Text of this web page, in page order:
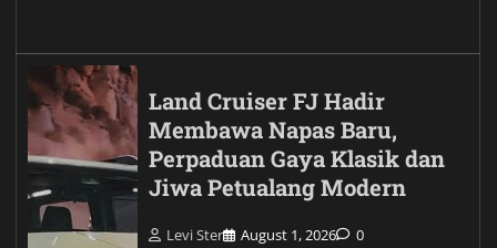
Land Cruiser FJ Hadir
Membawa Napas Baru,
Perpaduan Gaya Klasik dan
Jiwa Petualang Modern
Levi Ster August 1, 2026 0